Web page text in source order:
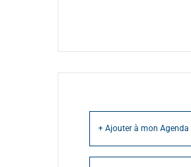
+ Ajouter à mon Agenda